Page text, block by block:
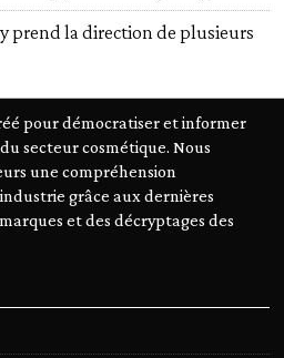
prend la direction de plusieurs
pour démocratiser et informer
secteur cosmétique. Nous
une compréhension
grâce aux dernières
et des décryptages des